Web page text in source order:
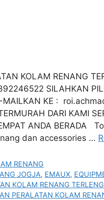
KOLAM RENANG
SILAHKAN
MAILKAN KE :
DARI KAMI
ANDA BERADA
dan accessories …
RENANG
JOGJA, EMAUX,
KOLAM RENANG
PERALATAN KOLAM